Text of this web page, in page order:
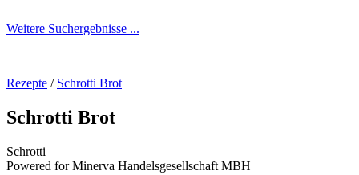
Weitere Suchergebnisse ...
Rezepte / Schrotti Brot
Schrotti Brot
Schrotti
Powered for Minerva Handelsgesellschaft MBH